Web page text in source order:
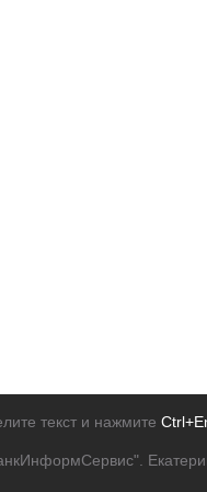
текст и нажмите